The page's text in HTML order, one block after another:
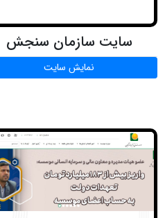
سایت سازمان سنجش
نمایش سایت